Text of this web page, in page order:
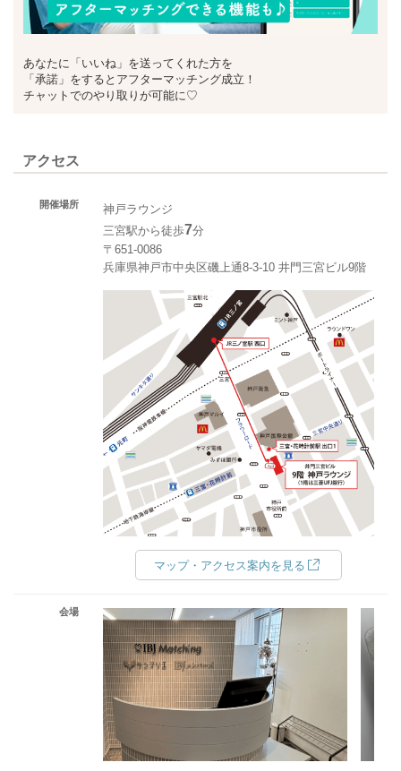
あなたに「いいね」を送ってくれた方を
「承諾」をするとアフターマッチング成立！
チャットでのやり取りが可能に♡
アクセス
開催場所
神戸ラウンジ
三宮駅から徒歩7分
〒651-0086
兵庫県神戸市中央区磯上通8-3-10 井門三宮ビル9階
マップ・アクセス案内を見る
会場